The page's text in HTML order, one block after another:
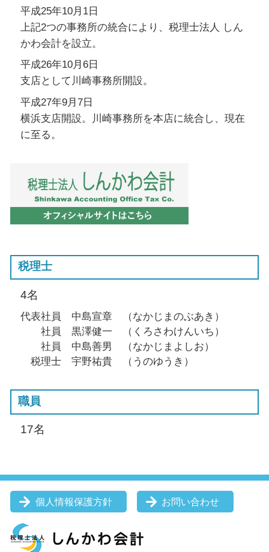
平成25年10月1日
上記2つの事務所の統合により、税理士法人 しん
かわ会計を設立。
平成26年10月6日
支店として川崎事務所開設。
平成27年9月7日
横浜支店開設。川崎事務所を本店に統合し、現在
に至る。
税理士
4名
代表社員 中島宣章 （なかじまのぶあき）
社員 黒澤健一 （くろさわけんいち）
社員 中島善男 （なかじまよしお）
税理士 宇野祐貴 （うのゆうき）
職員
17名
個人情報保護方針 お問い合わせ